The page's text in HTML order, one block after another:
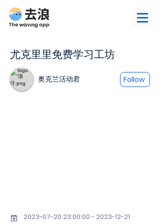
尤克里里免费学习工坊
奥克兰活动君 Follow
2023-07-20 23:00:00 - 2023-12-21